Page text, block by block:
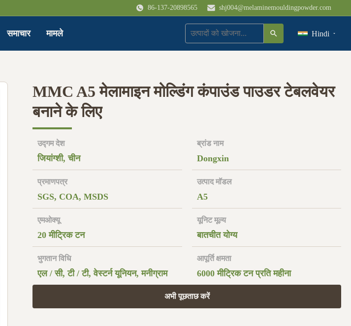
86-137-20898565 shj004@melaminemouldingpowder.com
समाचार मामले Hindi
MMC A5 मेलामाइन मोल्डिंग कंपाउंड पाउडर टेबलवेयर
बनाने के लिए
उद्गम देश
जियांग्शी, चीन
ब्रांड नाम
Dongxin
प्रमाणपत्र
SGS, COA, MSDS
उत्पाद मॉडल
A5
एमओक्यू
20 मीट्रिक टन
यूनिट मूल्य
बातचीत योग्य
भुगतान विधि
एल / सी, टी / टी, वेस्टर्न यूनियन, मनीग्राम
आपूर्ति क्षमता
6000 मीट्रिक टन प्रति महीना
अभी पूछताछ करें